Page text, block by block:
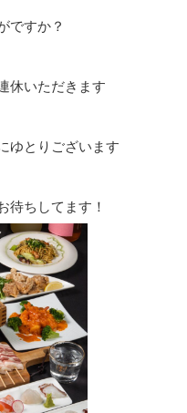
ですか？
休いただきます
ゆとりございます
待ちしてます！